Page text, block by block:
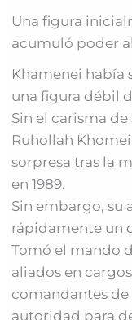
Una figura
acumuló poder
Khamenei había
una figura débil
Sin el carisma
Ruhollah
sorpresa tras la
en 1989.
Sin embargo, su
rápidamente un
Tomó el mando
aliados en
comandantes de
autoridad para